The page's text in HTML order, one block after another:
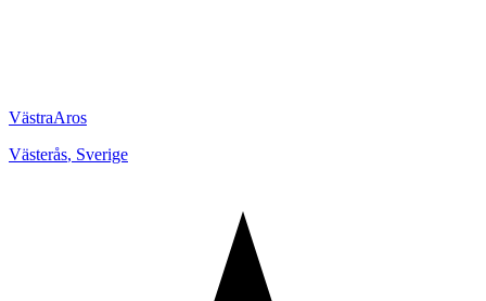
VästraAros
Västerås, Sverige